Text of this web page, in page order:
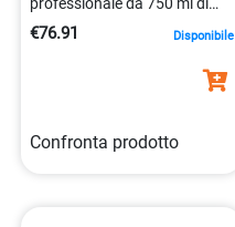
€76.91 Disponibile
Confronta prodotto